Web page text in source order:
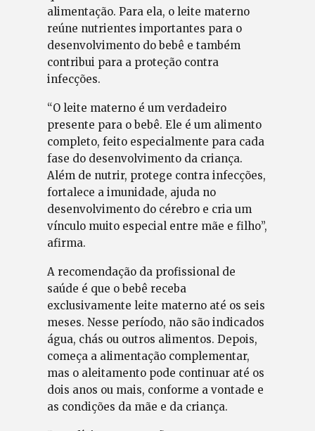
alimentação. Para ela, o leite materno
reúne nutrientes importantes para o
desenvolvimento do bebê e também
contribui para a proteção contra
infecções.
“O leite materno é um verdadeiro
presente para o bebê. Ele é um alimento
completo, feito especialmente para cada
fase do desenvolvimento da criança.
Além de nutrir, protege contra infecções,
fortalece a imunidade, ajuda no
desenvolvimento do cérebro e cria um
vínculo muito especial entre mãe e filho”,
afirma.
A recomendação da profissional de
saúde é que o bebê receba
exclusivamente leite materno até os seis
meses. Nesse período, não são indicados
água, chás ou outros alimentos. Depois,
começa a alimentação complementar,
mas o aleitamento pode continuar até os
dois anos ou mais, conforme a vontade e
as condições da mãe e da criança.